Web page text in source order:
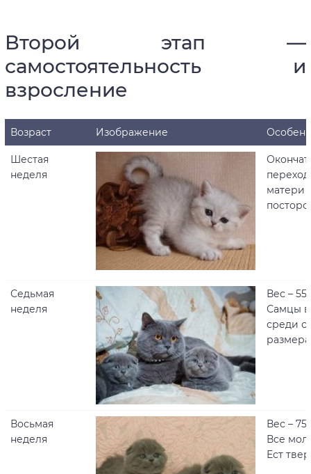
Второй этап —
самостоятельность и
взросление
Возраст Изображение
Шестая
неделя
матери
Седьмая
неделя
Вес –
Самцы
среди
Восьмая
неделя
Вес –
Все
Ест